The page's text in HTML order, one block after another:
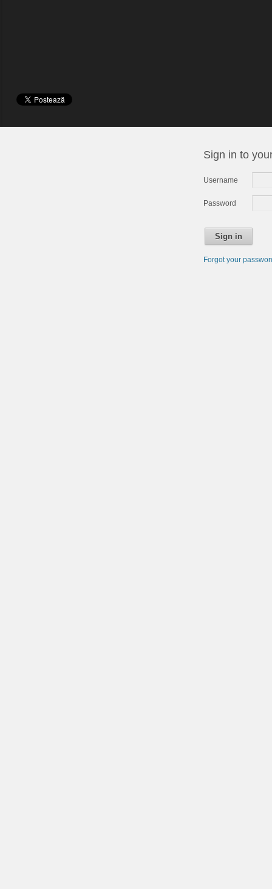
Sign in to
Username
Password
Sign in
Forgot your